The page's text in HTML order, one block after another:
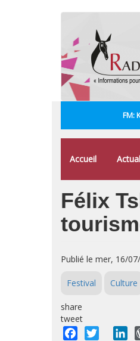
FM:
Accueil
Félix
Publié le mer, 16/
Festival Culture
share
tweet
Facebook
Twitter